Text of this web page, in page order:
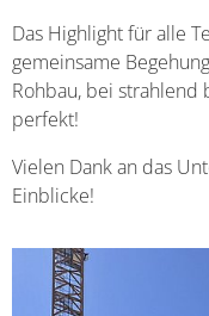
Das Highlight für alle
gemeinsame
Rohbau, bei strahlend
perfekt!
Vielen Dank an das
Einblicke!